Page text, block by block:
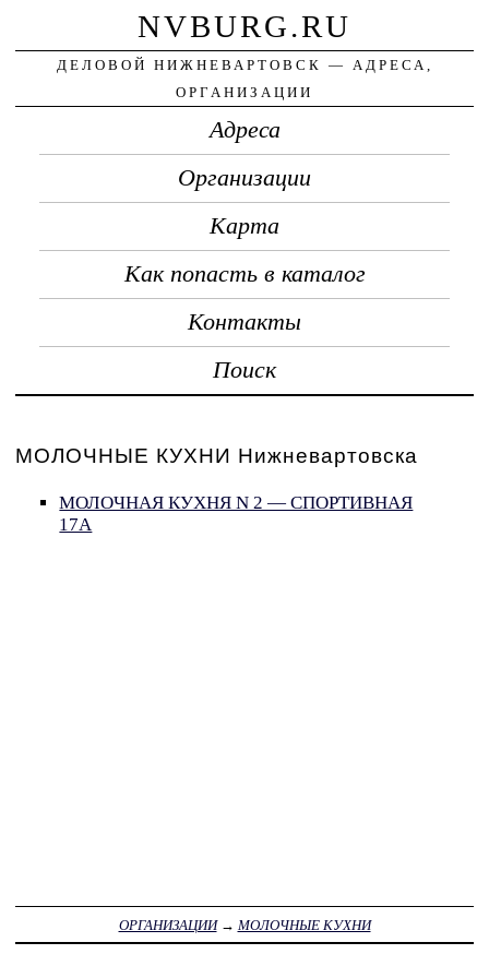
NVBURG.RU
ДЕЛОВОЙ НИЖНЕВАРТОВСК — АДРЕСА,
ОРГАНИЗАЦИИ
Адреса
Организации
Карта
Как попасть в каталог
Контакты
Поиск
МОЛОЧНЫЕ КУХНИ Нижневартовска
МОЛОЧНАЯ КУХНЯ N 2 — СПОРТИВНАЯ
17А
ОРГАНИЗАЦИИ→ МОЛОЧНЫЕ КУХНИ